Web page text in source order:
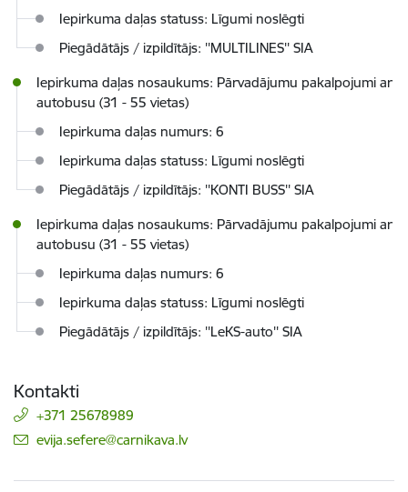
Iepirkuma daļas statuss: Līgumi noslēgti
Piegādātājs / izpildītājs: ''MULTILINES'' SIA
Iepirkuma daļas nosaukums: Pārvadājumu pakalpojumi ar
autobusu (31 - 55 vietas)
Iepirkuma daļas numurs: 6
Iepirkuma daļas statuss: Līgumi noslēgti
Piegādātājs / izpildītājs: ''KONTI BUSS'' SIA
Iepirkuma daļas nosaukums: Pārvadājumu pakalpojumi ar
autobusu (31 - 55 vietas)
Iepirkuma daļas numurs: 6
Iepirkuma daļas statuss: Līgumi noslēgti
Piegādātājs / izpildītājs: ''LeKS-auto'' SIA
Kontakti
+371 25678989
E-pasts:
evija.sefere@carnikava.lv